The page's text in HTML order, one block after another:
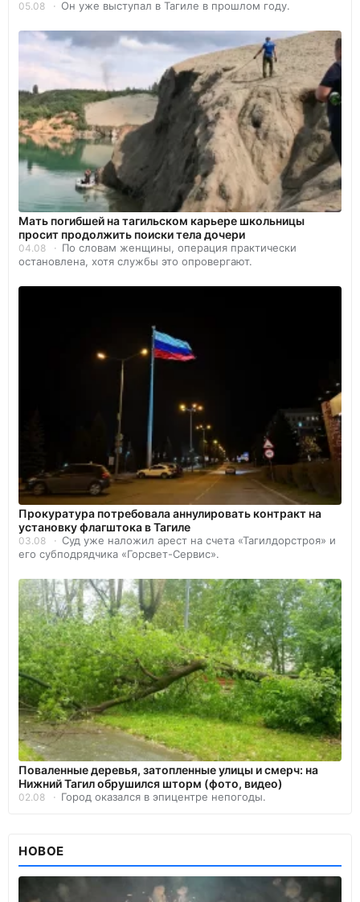
05.08 Он уже выступал в Тагиле в прошлом году.
Мать погибшей на тагильском карьере школьницы
просит продолжить поиски тела дочери
04.08
По словам женщины, операция практически
остановлена, хотя службы это опровергают.
Прокуратура потребовала аннулировать контракт на
установку флагштока в Тагиле
03.08
Суд уже наложил арест на счета «Тагилдорстроя» и
его субподрядчика «Горсвет-Сервис».
Поваленные деревья, затопленные улицы и смерч: на
Нижний Тагил обрушился шторм (фото, видео)
02.08 Город оказался в эпицентре непогоды.
НОВОЕ